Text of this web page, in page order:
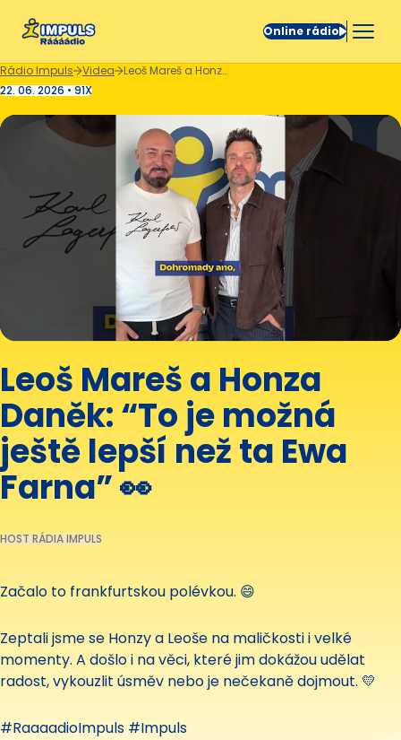
Online rádio
Rádio Impuls Videa
Leoš Mareš a Honza Daněk: “To je možná ještě lepší než ta Ewa Farna” 👀
22. 06. 2026 • 91X
Leoš Mareš a Honza
Daněk: “To je možná
ještě lepší než ta Ewa
Farna” 👀
HOST RÁDIA IMPULS
Začalo to frankfurtskou polévkou. 😄
Zeptali jsme se Honzy a Leoše na maličkosti i velké
momenty. A došlo i na věci, které jim dokážou udělat
radost, vykouzlit úsměv nebo je nečekaně dojmout. 💛
#RaaaadioImpuls #Impuls